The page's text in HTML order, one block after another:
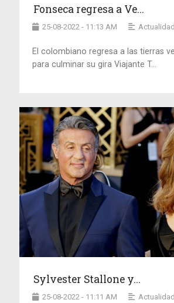
Fonseca regresa a Ve...
25-08-2022 - 11:13 AM Actualidad
El colombiano regresa a las tierras
para culminar su gira Viajante T...
Sylvester Stallone y...
25-08-2022 - 11:11 AM Actualidad